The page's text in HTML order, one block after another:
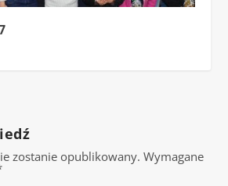
zostanie opublikowany. Wymagane